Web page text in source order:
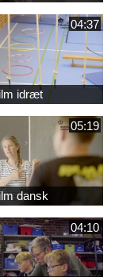
04:37
idræt
05:19
dansk
04:10